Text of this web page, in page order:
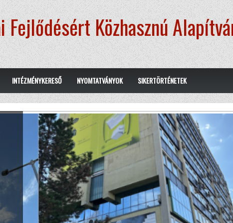
Fejlődésért Közhasznú
INTÉZMÉNYKERESŐ NYOMTATVÁNYOK SIKERTÖRTÉNETEK